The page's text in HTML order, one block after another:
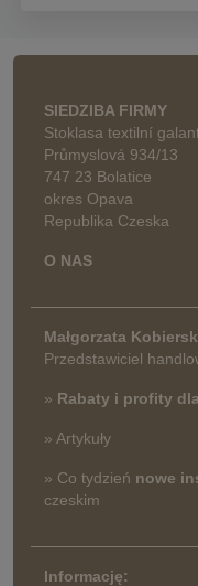
SIEDZIBA FIRMY
Stoklasa textilní
Průmyslová 934/13
747 23 Bolatice
okres Opava
Republika Czeska
O NAS
Małgorzata
Przedstawiciel
» Rabaty i profity
» Artykuły
» Co tydzień nowe
czeskim
Informację: